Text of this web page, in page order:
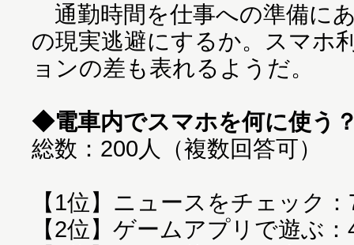
通勤時間を仕事への準備に
の現実逃避にするか。スマホ
ョンの差も表れるようだ。
◆電車内でスマホを何に使う
総数：200人（複数回答可）
【1位】ニュースをチェック
【2位】ゲームアプリで遊ぶ